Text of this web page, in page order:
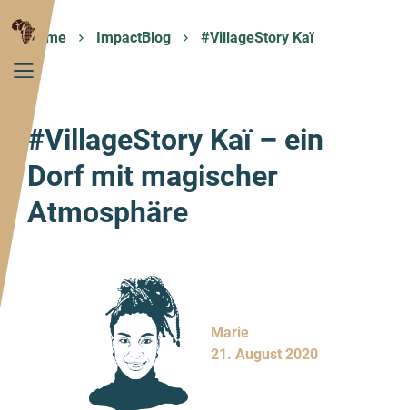
Home ImpactBlog #VillageStory Kaï
#VillageStory Kaï – ein
Dorf mit magischer
Atmosphäre
Marie
21. August 2020